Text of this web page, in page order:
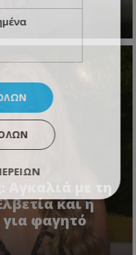
Αγκαλιά με τη
και η
για φαγητό